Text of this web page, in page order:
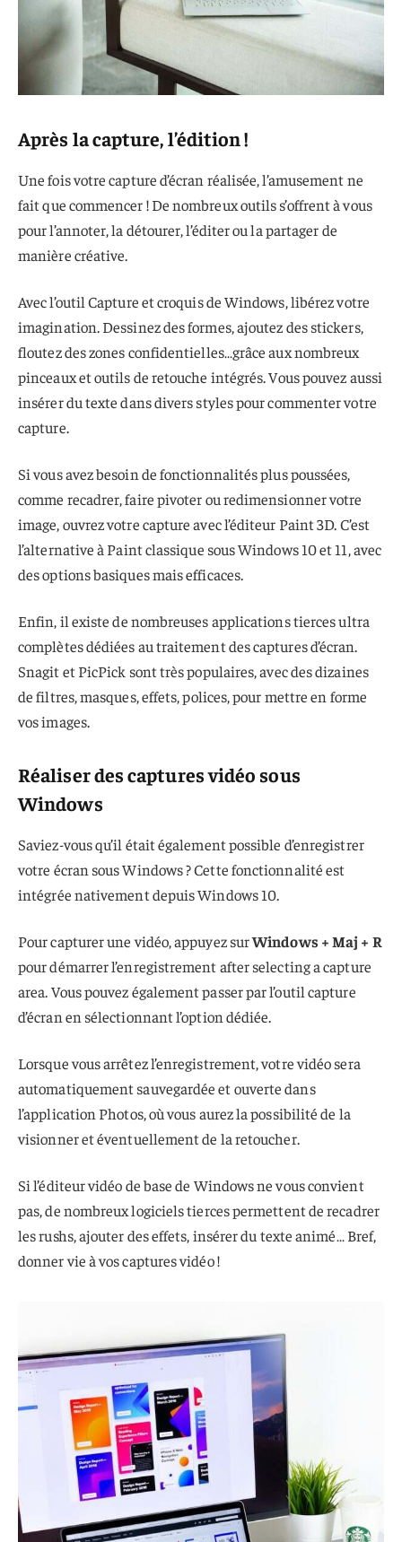
Après la capture, l’édition !
Une fois votre capture d’écran réalisée, l’amusement ne
fait que commencer ! De nombreux outils s’offrent à vous
pour l’annoter, la détourer, l’éditer ou la partager de
manière créative.
Avec l’outil Capture et croquis de Windows, libérez votre
imagination. Dessinez des formes, ajoutez des stickers,
floutez des zones confidentielles…grâce aux nombreux
pinceaux et outils de retouche intégrés. Vous pouvez aussi
insérer du texte dans divers styles pour commenter votre
capture.
Si vous avez besoin de fonctionnalités plus poussées,
comme recadrer, faire pivoter ou redimensionner votre
image, ouvrez votre capture avec l’éditeur Paint 3D. C’est
l’alternative à Paint classique sous Windows 10 et 11, avec
des options basiques mais efficaces.
Enfin, il existe de nombreuses applications tierces ultra
complètes dédiées au traitement des captures d’écran.
Snagit et PicPick sont très populaires, avec des dizaines
de filtres, masques, effets, polices, pour mettre en forme
vos images.
Réaliser des captures vidéo sous
Windows
Saviez-vous qu’il était également possible d’enregistrer
votre écran sous Windows ? Cette fonctionnalité est
intégrée nativement depuis Windows 10.
Pour capturer une vidéo, appuyez surWindows + Maj + R
pour démarrer l’enregistrement after selecting a capture
area. Vous pouvez également passer par l’outil capture
d’écran en sélectionnant l’option dédiée.
Lorsque vous arrêtez l’enregistrement, votre vidéo sera
automatiquement sauvegardée et ouverte dans
l’application Photos, où vous aurez la possibilité de la
visionner et éventuellement de la retoucher.
Si l’éditeur vidéo de base de Windows ne vous convient
pas, de nombreux logiciels tierces permettent de recadrer
les rushs, ajouter des effets, insérer du texte animé… Bref,
donner vie à vos captures vidéo !